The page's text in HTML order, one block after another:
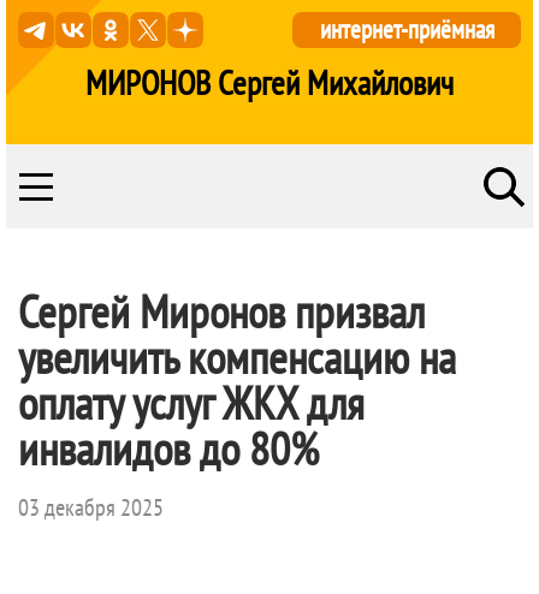
МИРОНОВ Сергей Михайлович
интернет-приёмная
Сергей Миронов призвал
увеличить компенсацию на
оплату услуг ЖКХ для
инвалидов до 80%
03 декабря 2025